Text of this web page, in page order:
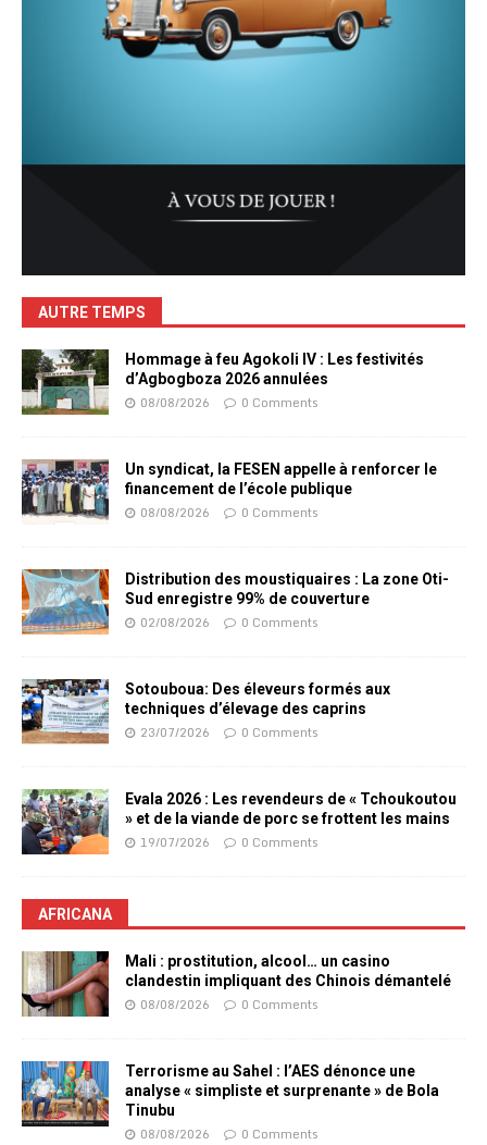
AUTRE TEMPS
Hommage à feu Agokoli IV : Les festivités
d’Agbogboza 2026 annulées
08/08/2026 0 Comments
Un syndicat, la FESEN appelle à renforcer le
financement de l’école publique
08/08/2026 0 Comments
Distribution des moustiquaires : La zone Oti-
Sud enregistre 99% de couverture
02/08/2026 0 Comments
Sotouboua: Des éleveurs formés aux
techniques d’élevage des caprins
23/07/2026 0 Comments
Evala 2026 : Les revendeurs de « Tchoukoutou
» et de la viande de porc se frottent les mains
19/07/2026 0 Comments
AFRICANA
Mali : prostitution, alcool… un casino
clandestin impliquant des Chinois démantelé
08/08/2026 0 Comments
Terrorisme au Sahel : l’AES dénonce une
analyse « simpliste et surprenante » de Bola
Tinubu
08/08/2026 0 Comments